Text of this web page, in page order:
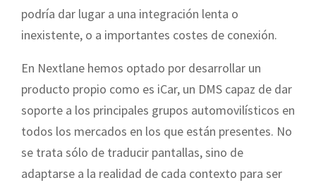
podría dar lugar a una integración lenta o
inexistente, o a importantes costes de conexión.
En Nextlane hemos optado por desarrollar un
producto propio como es iCar, un DMS capaz de dar
soporte a los principales grupos automovilísticos en
todos los mercados en los que están presentes. No
se trata sólo de traducir pantallas, sino de
adaptarse a la realidad de cada contexto para ser